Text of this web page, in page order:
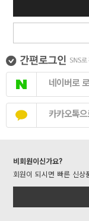
네이버로
카카오톡
비회원이신가요?
회원이 되시면 빠른 신상